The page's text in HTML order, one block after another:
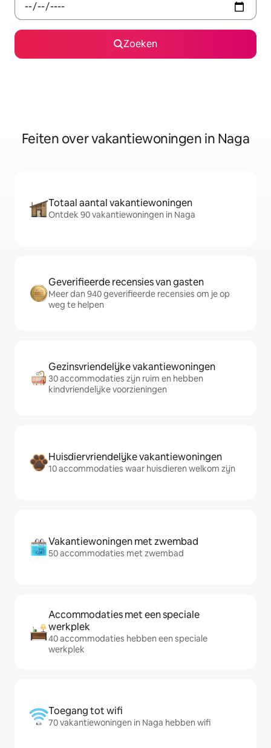
Zoeken
Feiten over vakantiewoningen in Naga
Totaal aantal vakantiewoningen
Ontdek 90 vakantiewoningen in Naga
Geverifieerde recensies van gasten
Meer dan 940 geverifieerde recensies om je op
weg te helpen
Gezinsvriendelijke vakantiewoningen
30 accommodaties zijn ruim en hebben
kindvriendelijke voorzieningen
Huisdiervriendelijke vakantiewoningen
10 accommodaties waar huisdieren welkom zijn
Vakantiewoningen met zwembad
50 accommodaties met zwembad
Accommodaties met een speciale
werkplek
40 accommodaties hebben een speciale
werkplek
Toegang tot wifi
70 vakantiewoningen in Naga hebben wifi